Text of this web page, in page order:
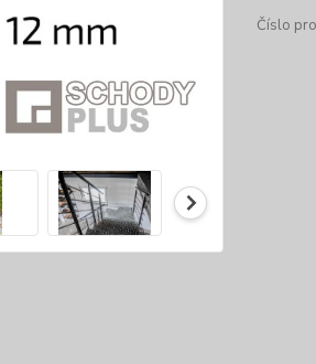
Číslo